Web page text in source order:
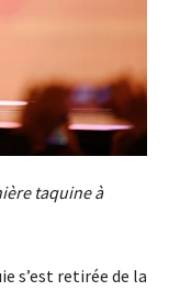
taquine à
s’est retirée de la